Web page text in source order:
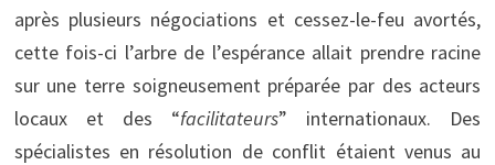
après plusieurs négociations et cessez-le-feu avortés,
cette fois-ci l’arbre de l’espérance allait prendre racine
sur une terre soigneusement préparée par des acteurs
locaux et des “facilitateurs” internationaux. Des
spécialistes en résolution de conflit étaient venus au